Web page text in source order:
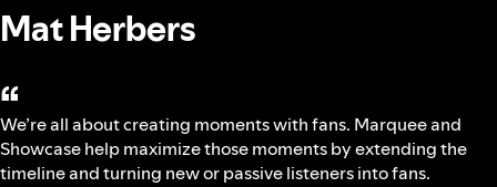
Mat Herbers
“
We’re all about creating moments with fans. Marquee and
Showcase help maximize those moments by extending the
timeline and turning new or passive listeners into fans.